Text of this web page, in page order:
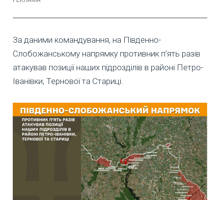
За даними командування, на Південно-
Слобожанському напрямку противник п’ять разів
атакував позиції наших підрозділів в районі Петро-
Іванівки, Тернової та Стариці.